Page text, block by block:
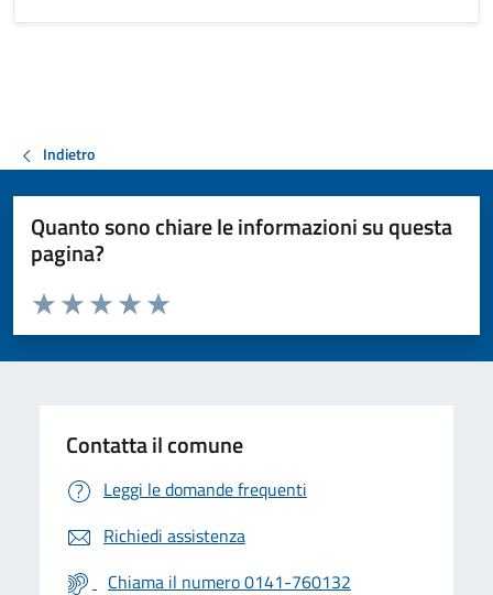
Indietro
Quanto sono chiare le informazioni su questa
pagina?
Valuta da 1 a 5 stelle la pagina
Valuta 5 stelle su 5
Valuta 4 stelle su 5
Valuta 3 stelle su 5
Valuta 2 stelle su 5
Valuta 1 stelle su 5
Contatta il comune
Leggi le domande frequenti
Richiedi assistenza
Chiama il numero 0141-760132